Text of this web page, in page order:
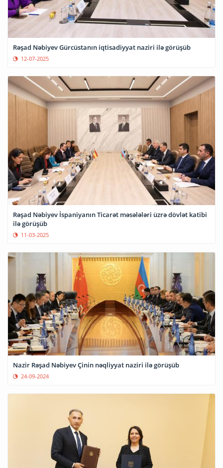
Rəşad Nəbiyev Gürcüstanın iqtisadiyyat naziri ilə görüşüb
12-07-2025
Rəşad Nəbiyev İspaniyanın Ticarət məsələləri üzrə dövlət katibi
ilə görüşüb
11-03-2025
Nazir Rəşad Nəbiyev Çinin nəqliyyat naziri ilə görüşüb
24-09-2024